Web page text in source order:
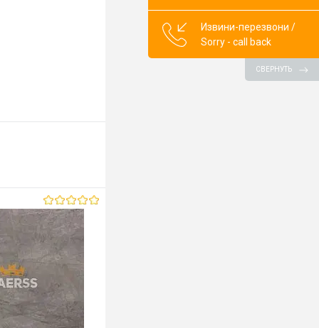
Извини-перезвони /
Sorry - call back
СВЕРНУТЬ